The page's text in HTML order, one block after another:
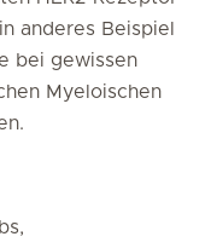
anderes Beispiel
bei gewissen
Myeloischen